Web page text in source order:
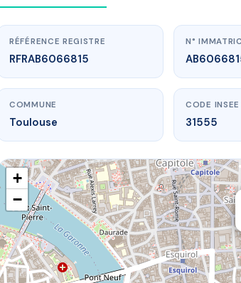
25
25 pl dominique
RÉFÉRENCE REGISTRE
RFRAB6066815
N°
COMMUNE
Toulouse
CODE INSEE
31555
+
−